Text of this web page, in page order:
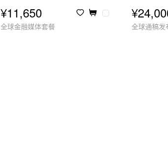
¥11,650
全球金融媒体套餐 全球通稿发